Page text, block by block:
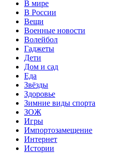
В мире
В России
Вещи
Военные новости
Волейбол
Гаджеты
Дети
Дом и сад
Еда
Звёзды
Здоровье
Зимние виды спорта
ЗОЖ
Игры
Импортозамещение
Интернет
Истории